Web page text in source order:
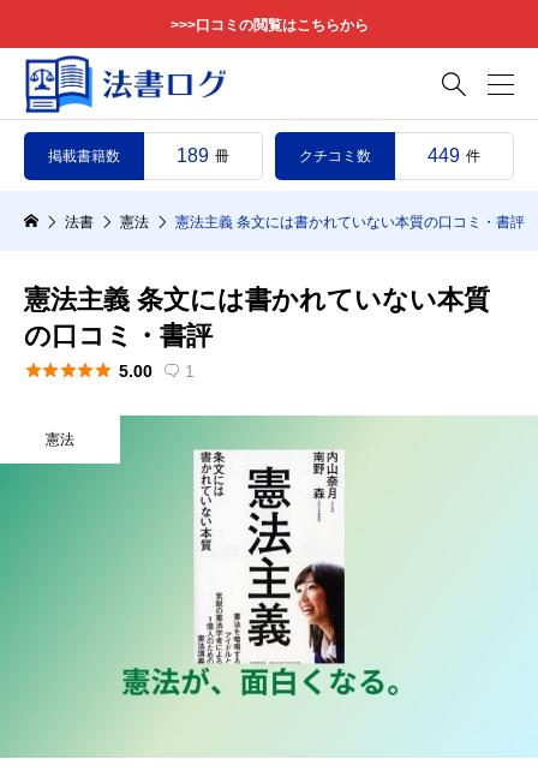
>>>口コミの閲覧はこちらから

掲載書籍数 189 冊 クチコミ数 449 件
法書 憲法 憲法主義 条文には書かれていない本質の口コミ・書評
憲法主義 条文には書かれていない本質
の口コミ・書評
 5.00  1
憲法